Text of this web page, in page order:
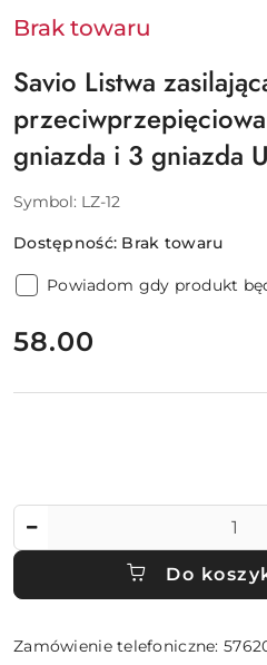
Brak towaru
Savio Listwa
gniazda i 3 gniazda
Symbol: LZ-12
Dostępność: Brak towaru
Powiadom gdy produkt
cena:
58.00
Do
Zamówienie telefoniczne: